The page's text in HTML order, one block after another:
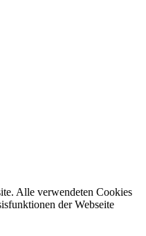
Alle verwendeten Cookies
der Webseite